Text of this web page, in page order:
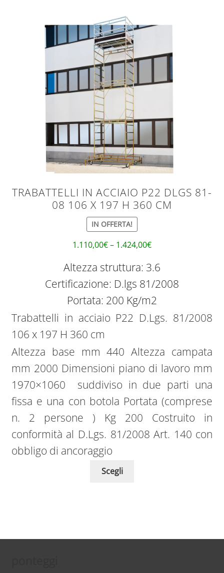
TRABATTELLI IN ACCIAIO P22 DLGS 81-
08 106 X 197 H 360 CM
IN OFFERTA!
1.110,00€– 1.424,00€
Altezza struttura: 3.6
Certificazione: D.lgs 81/2008
Portata: 200 Kg/m2
Trabattelli in acciaio P22 D.Lgs. 81/2008
106 x 197 H 360 cm
Altezza base mm 440 Altezza campata
mm 2000 Dimensioni piano di lavoro mm
1970×1060 suddiviso in due parti una
fissa e una con botola Portata (comprese
n. 2 persone ) Kg 200 Costruito in
conformità al D.Lgs. 81/2008 Art. 140 con
obbligo di ancoraggio
Scegli